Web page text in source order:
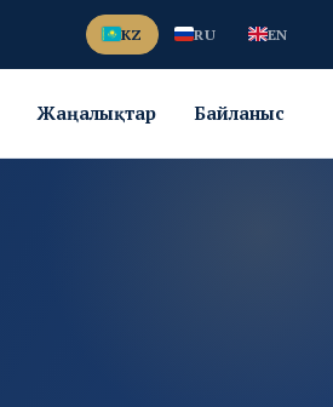
KZ RU EN
Жаңалықтар Байланыс